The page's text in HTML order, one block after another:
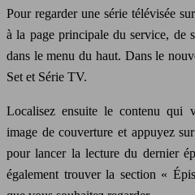
Pour regarder une série télévisée
à la page principale du service, de
dans le menu du haut. Dans le
Set et Série TV.
Localisez ensuite le contenu qui
image de couverture et appuyez
pour lancer la lecture du dernier
également trouver la section «